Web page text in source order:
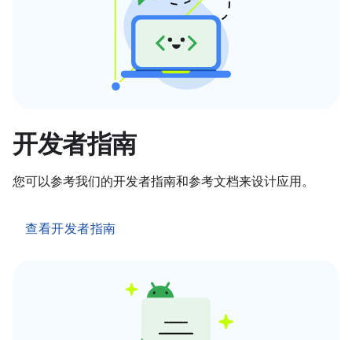
开发者指南
您可以参考我们的开发者指南和参考文档来设计应用。
查看开发者指南